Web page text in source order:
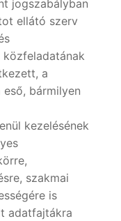
jogszabályban
ellátó szerv
a
bármilyen
kezelésének
szakmai
is
adatfajtákra